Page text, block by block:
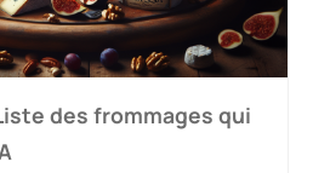
des frommages qui